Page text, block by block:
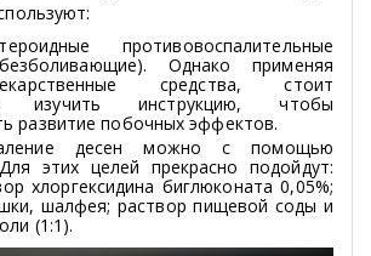
противовоспалительные
Однако применяя
средства, стоит
изучить инструкцию, чтобы
развитие побочных эффектов.
десен можно с помощью
этих целей прекрасно подойдут:
хлоргексидина биглюконата 0,05%;
шалфея; раствор пищевой соды и
(1:1).